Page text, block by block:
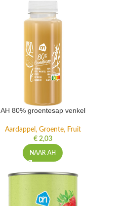
AH 80% groentesap venkel
Aardappel, Groente, Fruit
€2,03
NAAR AH